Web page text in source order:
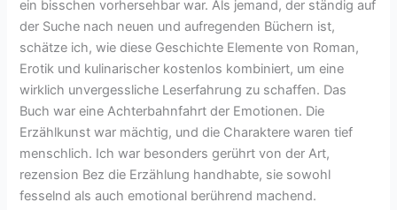
ein bisschen vorhersehbar war. Als jemand, der ständig auf
der Suche nach neuen und aufregenden Büchern ist,
schätze ich, wie diese Geschichte Elemente von Roman,
Erotik und kulinarischer kostenlos kombiniert, um eine
wirklich unvergessliche Leserfahrung zu schaffen. Das
Buch war eine Achterbahnfahrt der Emotionen. Die
Erzählkunst war mächtig, und die Charaktere waren tief
menschlich. Ich war besonders gerührt von der Art,
rezension Bez die Erzählung handhabte, sie sowohl
fesselnd als auch emotional berührend machend.